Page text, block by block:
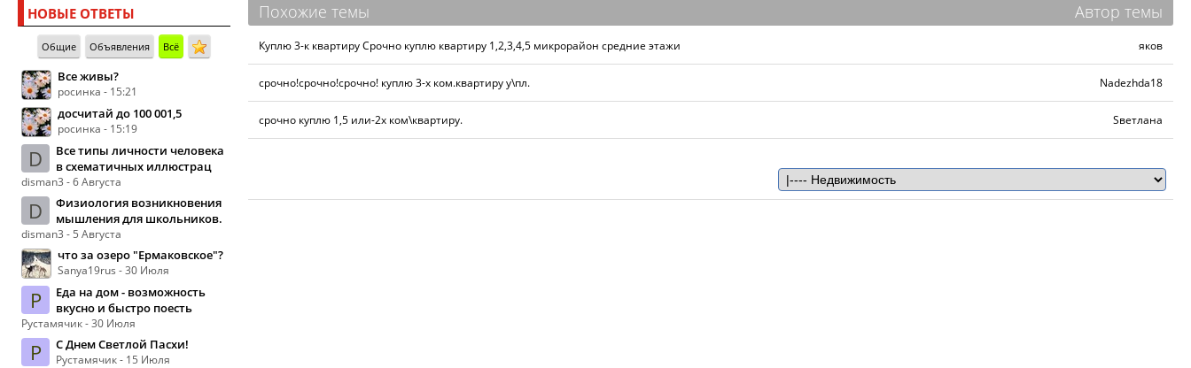
НОВЫЕ ОТВЕТЫ
Общие Объявления Всё
Все живы?
росинка - 15:21
досчитай до 100 001,5
росинка - 15:19
D
Все типы личности человека
в схематичных иллюстрац
disman3 - 6 Августа
D
Физиология возникновения
мышления для школьников.
disman3 - 5 Августа
что за озеро "Ермаковское"?
Sanya19rus - 30 Июля
Р
Еда на дом - возможность
вкусно и быстро поесть
Рустамячик - 30 Июля
Р С Днем Светлой Пасхи!
Рустамячик - 15 Июля
Похожие темы Автор темы
Куплю 3-к квартиру Срочно куплю квартиру 1,2,3,4,5 микрорайон средние этажи яков
срочно!срочно!срочно! куплю 3-х ком.квартиру у\пл. Nadezhda18
срочно куплю 1,5 или-2х ком\квартиру. Sветлaнa